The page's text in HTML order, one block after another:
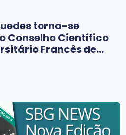
torna-se
Conselho Científico
Francês de